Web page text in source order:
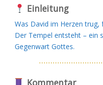
Einleitung
Was David im Herzen trug,
Der Tempel entsteht – ein
Gegenwart Gottes.
Kommentar